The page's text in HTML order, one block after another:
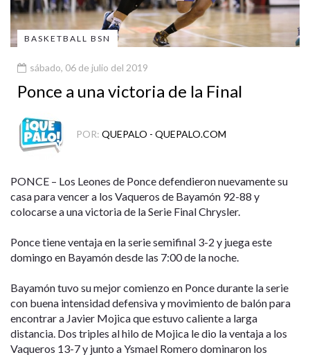
BASKETBALL BSN
sábado, 06 de julio del 2019
Ponce a una victoria de la Final
POR: QUEPALO - QUEPALO.COM
PONCE – Los Leones de Ponce defendieron nuevamente su
casa para vencer a los Vaqueros de Bayamón 92-88 y
colocarse a una victoria de la Serie Final Chrysler.
Ponce tiene ventaja en la serie semifinal 3-2 y juega este
domingo en Bayamón desde las 7:00 de la noche.
Bayamón tuvo su mejor comienzo en Ponce durante la serie
con buena intensidad defensiva y movimiento de balón para
encontrar a Javier Mojica que estuvo caliente a larga
distancia. Dos triples al hilo de Mojica le dio la ventaja a los
Vaqueros 13-7 y junto a Ysmael Romero dominaron los